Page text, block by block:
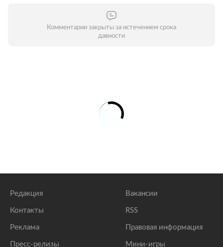
Комментарии закрыты за истечением срока
давности
Редакция
Контакты
Реклама
Пресс-релизы
Вакансии
RSS
Правовая информация
Мини-игры